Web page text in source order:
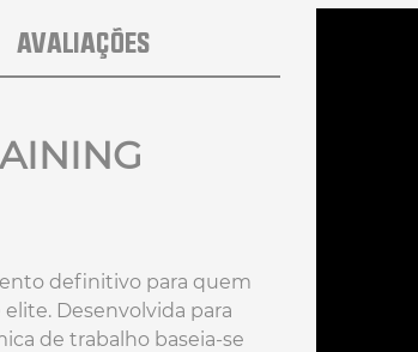
AVALIAÇÕES
definitivo para quem
Desenvolvida para
de trabalho baseia-se